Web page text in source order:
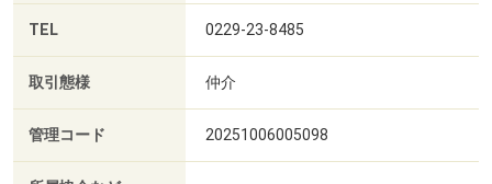
TEL 0229-23-8485
取引態様 仲介
管理コード 20251006005098